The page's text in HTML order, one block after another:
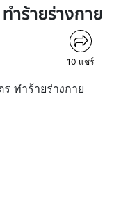
ำร้ายร่างกาย
10 แชร์
ทำร้ายร่างกาย